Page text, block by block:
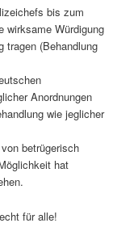
bis zum
wirksame Würdigung
tragen (Behandlung
Anordnungen
wie jeglicher
betrügerisch
hat
für alle!